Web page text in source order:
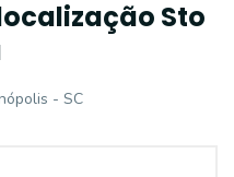
Sto
- SC